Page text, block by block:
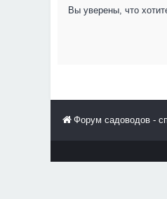
Вы уверены, что
Форум садоводов -